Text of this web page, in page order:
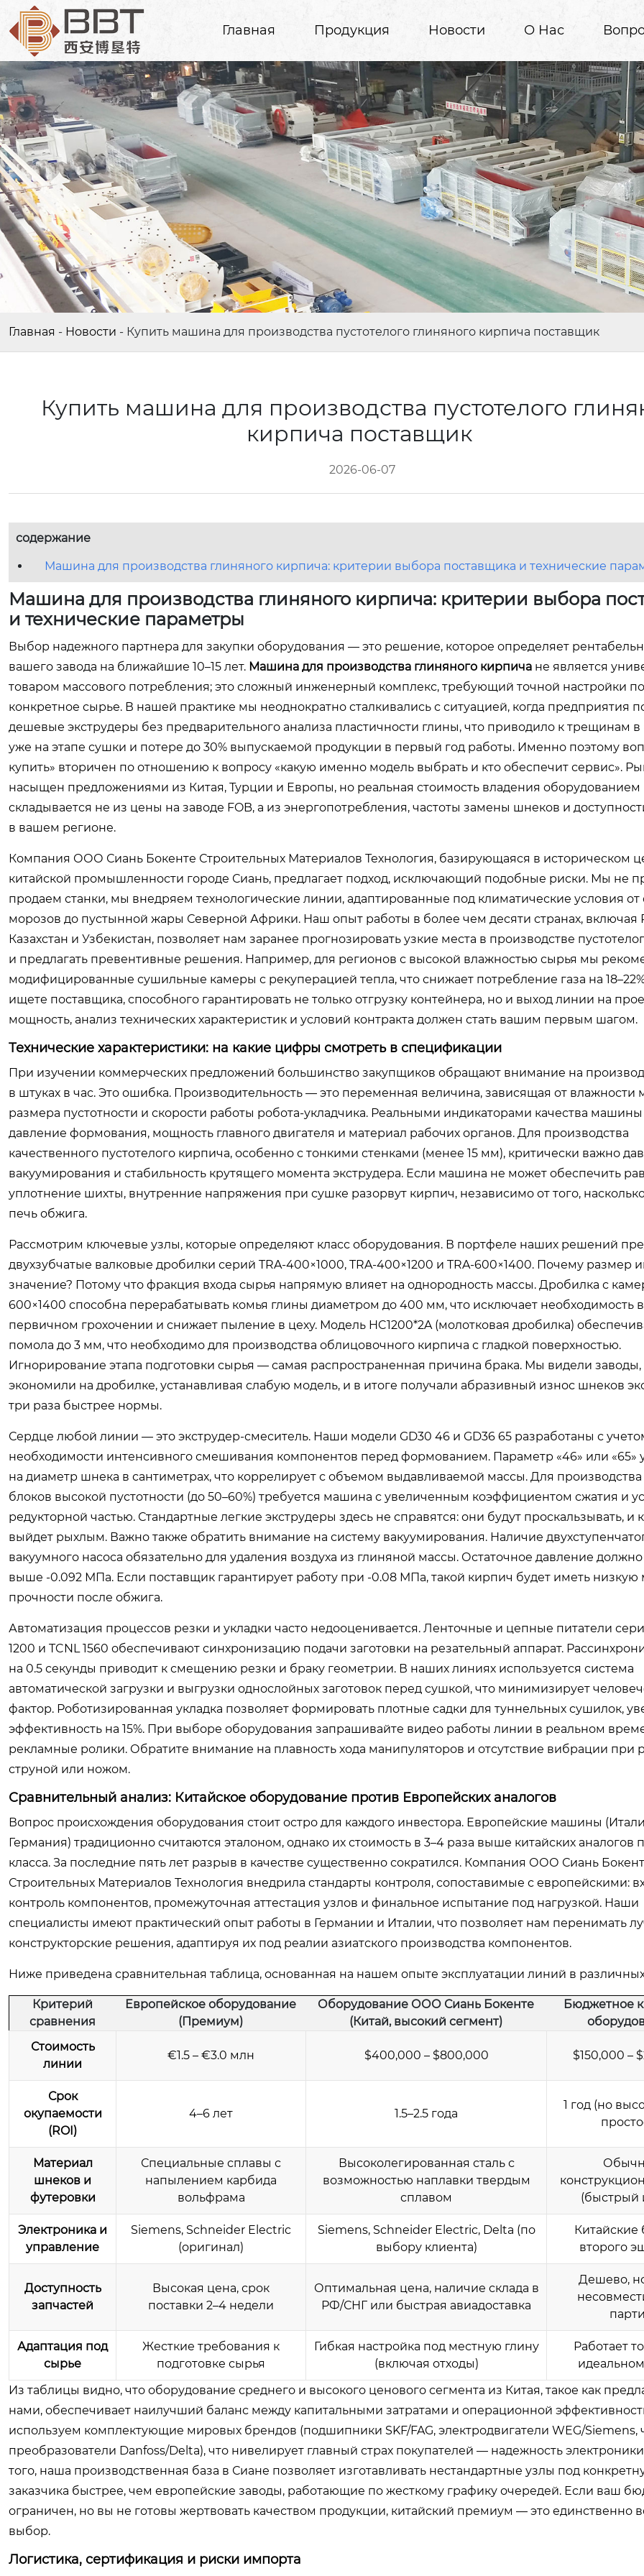
Главная Продукция Новости О Нас
Главная - Новости - Купить машина для производства пустотелого глиняного кирпича поставщик
Купить машина для производства пустотелого
кирпича поставщик
2026-06-07
содержание
Машина для производства глиняного кирпича: критерии выбора поставщика и технические
Машина для производства глиняного кирпича: критерии выбора
и технические параметры
Выбор надежного партнера для закупки оборудования — это решение, которое определяет
вашего завода на ближайшие 10–15 лет. Машина для производства глиняного кирпича не является
товаром массового потребления; это сложный инженерный комплекс, требующий точной настройки
конкретное сырье. В нашей практике мы неоднократно сталкивались с ситуацией, когда предприятия
дешевые экструдеры без предварительного анализа пластичности глины, что приводило к трещинам в
уже на этапе сушки и потере до 30% выпускаемой продукции в первый год работы. Именно поэтому
купить» вторичен по отношению к вопросу «какую именно модель выбрать и кто обеспечит сервис».
насыщен предложениями из Китая, Турции и Европы, но реальная стоимость владения оборудованием
складывается не из цены на заводе FOB, а из энергопотребления, частоты замены шнеков и
в вашем регионе.
Компания ООО Сиань Бокенте Строительных Материалов Технология, базирующаяся в историческом
китайской промышленности городе Сиань, предлагает подход, исключающий подобные риски. Мы не
продаем станки, мы внедряем технологические линии, адаптированные под климатические условия от
морозов до пустынной жары Северной Африки. Наш опыт работы в более чем десяти странах, включая
Казахстан и Узбекистан, позволяет нам заранее прогнозировать узкие места в производстве
и предлагать превентивные решения. Например, для регионов с высокой влажностью сырья мы
модифицированные сушильные камеры с рекуперацией тепла, что снижает потребление газа на
ищете поставщика, способного гарантировать не только отгрузку контейнера, но и выход линии на
мощность, анализ технических характеристик и условий контракта должен стать вашим первым шагом.
Технические характеристики: на какие цифры смотреть в спецификации
При изучении коммерческих предложений большинство закупщиков обращают внимание на
в штуках в час. Это ошибка. Производительность — это переменная величина, зависящая от влажности
размера пустотности и скорости работы робота-укладчика. Реальными индикаторами качества
давление формования, мощность главного двигателя и материал рабочих органов. Для производства
качественного пустотелого кирпича, особенно с тонкими стенками (менее 15 мм), критически важно
вакуумирования и стабильность крутящего момента экструдера. Если машина не может обеспечить
уплотнение шихты, внутренние напряжения при сушке разорвут кирпич, независимо от того,
печь обжига.
Рассмотрим ключевые узлы, которые определяют класс оборудования. В портфеле наших решений
двухзубчатые валковые дробилки серий TRA-400×1000, TRA-400×1200 и TRA-600×1400. Почему размер
значение? Потому что фракция входа сырья напрямую влияет на однородность массы. Дробилка с
600×1400 способна перерабатывать комья глины диаметром до 400 мм, что исключает необходимость в
первичном грохочении и снижает пыление в цеху. Модель HC1200*2A (молотковая дробилка)
помола до 3 мм, что необходимо для производства облицовочного кирпича с гладкой поверхностью.
Игнорирование этапа подготовки сырья — самая распространенная причина брака. Мы видели заводы,
экономили на дробилке, устанавливая слабую модель, и в итоге получали абразивный износ шнеков
три раза быстрее нормы.
Сердце любой линии — это экструдер-смеситель. Наши модели GD30 46 и GD36 65 разработаны с
необходимости интенсивного смешивания компонентов перед формованием. Параметр «46» или «65»
на диаметр шнека в сантиметрах, что коррелирует с объемом выдавливаемой массы. Для производства
блоков высокой пустотности (до 50–60%) требуется машина с увеличенным коэффициентом сжатия и
редукторной частью. Стандартные легкие экструдеры здесь не справятся: они будут проскальзывать, и
выйдет рыхлым. Важно также обратить внимание на систему вакуумирования. Наличие
вакуумного насоса обязательно для удаления воздуха из глиняной массы. Остаточное давление
выше -0.092 МПа. Если поставщик гарантирует работу при -0.08 МПа, такой кирпич будет иметь низкую
прочности после обжига.
Автоматизация процессов резки и укладки часто недооценивается. Ленточные и цепные питатели
1200 и TCNL 1560 обеспечивают синхронизацию подачи заготовки на резательный аппарат.
на 0.5 секунды приводит к смещению резки и браку геометрии. В наших линиях используется система
автоматической загрузки и выгрузки однослойных заготовок перед сушкой, что минимизирует
фактор. Роботизированная укладка позволяет формировать плотные садки для туннельных сушилок,
эффективность на 15%. При выборе оборудования запрашивайте видео работы линии в реальном
рекламные ролики. Обратите внимание на плавность хода манипуляторов и отсутствие вибрации при
струной или ножом.
Сравнительный анализ: Китайское оборудование против Европейских аналогов
Вопрос происхождения оборудования стоит остро для каждого инвестора. Европейские машины
Германия) традиционно считаются эталоном, однако их стоимость в 3–4 раза выше китайских аналогов
класса. За последние пять лет разрыв в качестве существенно сократился. Компания ООО Сиань
Строительных Материалов Технология внедрила стандарты контроля, сопоставимые с европейскими:
контроль компонентов, промежуточная аттестация узлов и финальное испытание под нагрузкой. Наши
специалисты имеют практический опыт работы в Германии и Италии, что позволяет нам перенимать
конструкторские решения, адаптируя их под реалии азиатского производства компонентов.
Ниже приведена сравнительная таблица, основанная на нашем опыте эксплуатации линий в
Критерий
сравнения
Европейское оборудование
(Премиум)
Оборудование ООО Сиань Бокенте
(Китай, высокий сегмент)
Бюджетное
Стоимость
линии
€1.5 – €3.0 млн $400,000 – $800,000 $150,000 –
Срок
окупаемости
(ROI)
4–6 лет 1.5–2.5 года
1 год (но
Материал
шнеков и
футеровки
Специальные сплавы с
напылением карбида
вольфрама
Высоколегированная сталь с
возможностью наплавки твердым
сплавом
(быстрый
Электроника и
управление
Siemens, Schneider Electric
(оригинал)
Siemens, Schneider Electric, Delta (по
выбору клиента)
Китайские
второго
Доступность
запчастей
Высокая цена, срок
поставки 2–4 недели
Оптимальная цена, наличие склада в
РФ/СНГ или быстрая авиадоставка
Дешево,
Адаптация под
сырье
Жесткие требования к
подготовке сырья
Гибкая настройка под местную глину
(включая отходы)
Работает
Из таблицы видно, что оборудование среднего и высокого ценового сегмента из Китая, такое как
нами, обеспечивает наилучший баланс между капитальными затратами и операционной
используем комплектующие мировых брендов (подшипники SKF/FAG, электродвигатели WEG/Siemens,
преобразователи Danfoss/Delta), что нивелирует главный страх покупателей — надежность
того, наша производственная база в Сиане позволяет изготавливать нестандартные узлы под
заказчика быстрее, чем европейские заводы, работающие по жесткому графику очередей. Если ваш
ограничен, но вы не готовы жертвовать качеством продукции, китайский премиум — это единственно
выбор.
Логистика, сертификация и риски импорта